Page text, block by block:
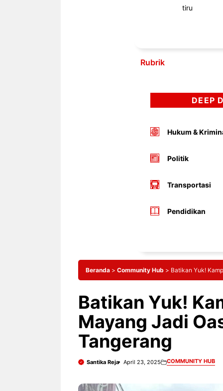
tiru
Rubrik
DEEP
Hukum &
Politik
Transportasi
Pendidikan
Beranda > Community Hub > Batikan Yuk!
Batikan Yuk!
Mayang Jadi
Tangerang
Santika Reja April 23, 2025 COMMUNITY HUB